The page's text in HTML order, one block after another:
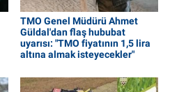
TMO Genel Müdürü Ahmet
Güldal'dan flaş hububat
uyarısı: "TMO fiyatının 1,5 lira
altına almak isteyecekler"